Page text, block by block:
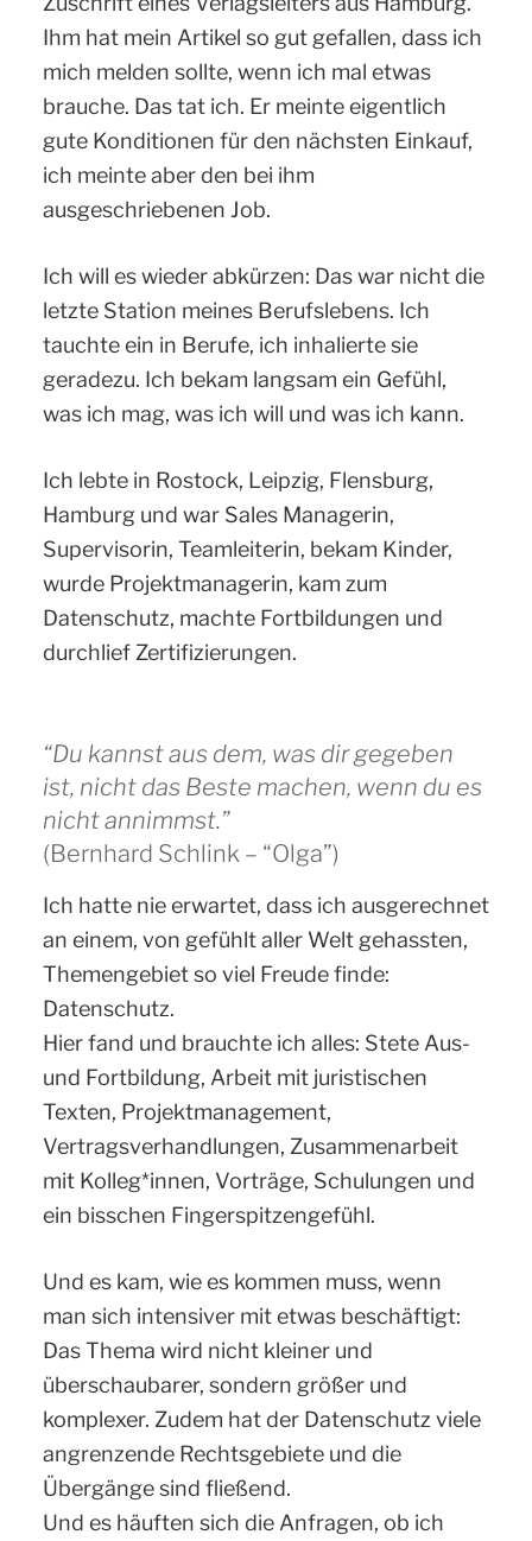
Ihm hat mein Artikel so gut gefallen, dass ich
mich melden sollte, wenn ich mal etwas
brauche. Das tat ich. Er meinte eigentlich
gute Konditionen für den nächsten Einkauf,
ich meinte aber den bei ihm
ausgeschriebenen Job.
Ich will es wieder abkürzen: Das war nicht die
letzte Station meines Berufslebens. Ich
tauchte ein in Berufe, ich inhalierte sie
geradezu. Ich bekam langsam ein Gefühl,
was ich mag, was ich will und was ich kann.
Ich lebte in Rostock, Leipzig, Flensburg,
Hamburg und war Sales Managerin,
Supervisorin, Teamleiterin, bekam Kinder,
wurde Projektmanagerin, kam zum
Datenschutz, machte Fortbildungen und
durchlief Zertifizierungen.
“Du kannst aus dem, was dir gegeben
ist, nicht das Beste machen, wenn du es
nicht annimmst.”
(Bernhard Schlink – “Olga”)
Ich hatte nie erwartet, dass ich ausgerechnet
an einem, von gefühlt aller Welt gehassten,
Themengebiet so viel Freude finde:
Datenschutz.
Hier fand und brauchte ich alles: Stete Aus-
und Fortbildung, Arbeit mit juristischen
Texten, Projektmanagement,
Vertragsverhandlungen, Zusammenarbeit
mit Kolleg*innen, Vorträge, Schulungen und
ein bisschen Fingerspitzengefühl.
Und es kam, wie es kommen muss, wenn
man sich intensiver mit etwas beschäftigt:
Das Thema wird nicht kleiner und
überschaubarer, sondern größer und
komplexer. Zudem hat der Datenschutz viele
angrenzende Rechtsgebiete und die
Übergänge sind fließend.
Und es häuften sich die Anfragen, ob ich